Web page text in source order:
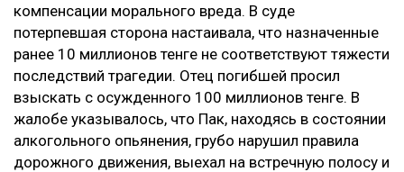
компенсации морального вреда. В суде
потерпевшая сторона настаивала, что назначенные
ранее 10 миллионов тенге не соответствуют тяжести
последствий трагедии. Отец погибшей просил
взыскать с осужденного 100 миллионов тенге. В
жалобе указывалось, что Пак, находясь в состоянии
алкогольного опьянения, грубо нарушил правила
дорожного движения, выехал на встречную полосу и